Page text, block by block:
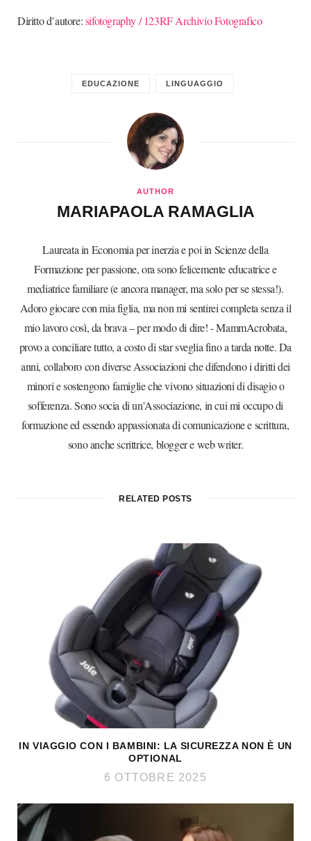
Diritto d’autore:sifotography / 123RF Archivio Fotografico
EDUCAZIONE LINGUAGGIO
AUTHOR
MARIAPAOLA RAMAGLIA
Laureata in Economia per inerzia e poi in Scienze della
Formazione per passione, ora sono felicemente educatrice e
mediatrice familiare (e ancora manager, ma solo per se stessa!).
Adoro giocare con mia figlia, ma non mi sentirei completa senza il
mio lavoro così, da brava – per modo di dire! - MammAcrobata,
provo a conciliare tutto, a costo di star sveglia fino a tarda notte. Da
anni, collaboro con diverse Associazioni che difendono i diritti dei
minori e sostengono famiglie che vivono situazioni di disagio o
sofferenza. Sono socia di un'Associazione, in cui mi occupo di
formazione ed essendo appassionata di comunicazione e scrittura,
sono anche scrittrice, blogger e web writer.
RELATED POSTS
IN VIAGGIO CON I BAMBINI: LA SICUREZZA NON È UN
OPTIONAL
6 OTTOBRE 2025